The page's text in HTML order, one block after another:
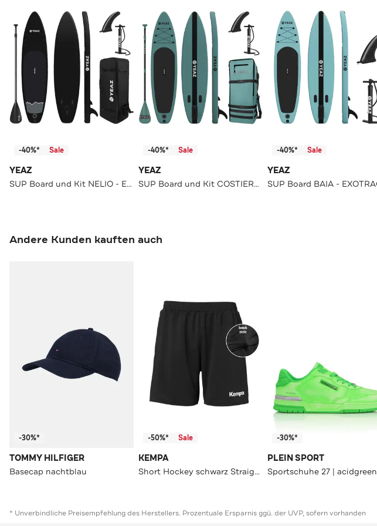
-40%* Sale
YEAZ
SUP Board und Kit NELIO - EXOTRACE - SET
-40%* Sale
YEAZ
SUP Board und Kit COSTIERA - EXOTRACE PRO - SET
-40%* Sale
YEAZ
Andere Kunden kauften auch
-30%*
TOMMY HILFIGER
Basecap nachtblau
-50%* Sale
KEMPA
Short Hockey schwarz Straight
-30%*
PLEIN SPORT
Sportschuhe 27 | acidgreen
* Unverbindliche Preisempfehlung des Herstellers. Prozentuale Ersparnis ggü. der UVP, sofern vorhanden